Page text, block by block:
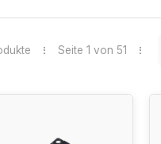
Seite 1 von 51